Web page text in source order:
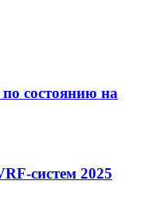
состоянию на
систем 2025